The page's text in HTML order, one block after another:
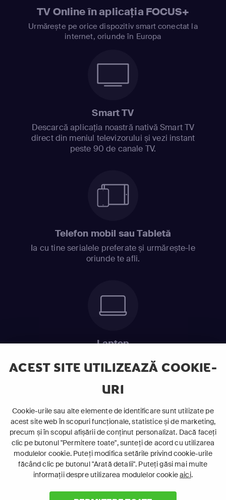
ACEST SITE UTILIZEAZĂ COOKIE-
URI
Cookie-urile sau alte elemente de identificare sunt utilizate pe
acest site web în scopuri funcționale, statistice și de marketing,
precum și în scopul afișării de conținut personalizat. Dacă faceți
clic pe butonul "Permitere toate", sunteți de acord cu utilizarea
modulelor cookie. Puteți modifica setările privind cookie-urile
făcând clic pe butonul "Arată detalii". Puteți găsi mai multe
informații despre utilizarea modulelor cookieaici.
TV Online în aplicația FOCUS+
Urmărește pe orice dispozitiv smart conectat la
internet, oriunde în Europa
Smart TV
Descarcă aplicația noastră nativă Smart TV
direct din meniul televizorului și vezi instant
peste 90 de canale TV.
Telefon mobil sau Tabletă
Ia cu tine serialele preferate și urmărește-le
oriunde te afli.
Laptop
ABONEAZĂ-TE ACUM
Cerințe de sistem